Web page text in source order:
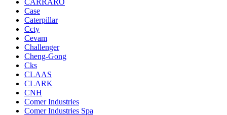
CARRARO
Case
Caterpillar
Ccty
Cevam
Challenger
Cheng-Gong
Cks
CLAAS
CLARK
CNH
Comer Industries
Comer Industries Spa